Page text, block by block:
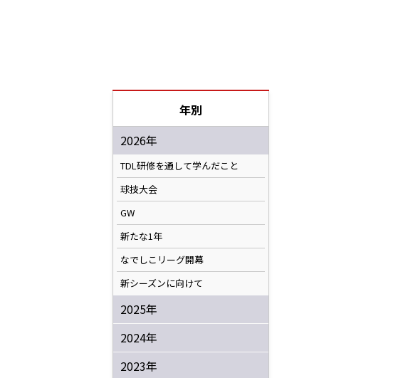
年別
2026年
TDL研修を通して学んだこと
球技大会
GW
新たな1年
なでしこリーグ開幕
新シーズンに向けて
2025年
2024年
2023年